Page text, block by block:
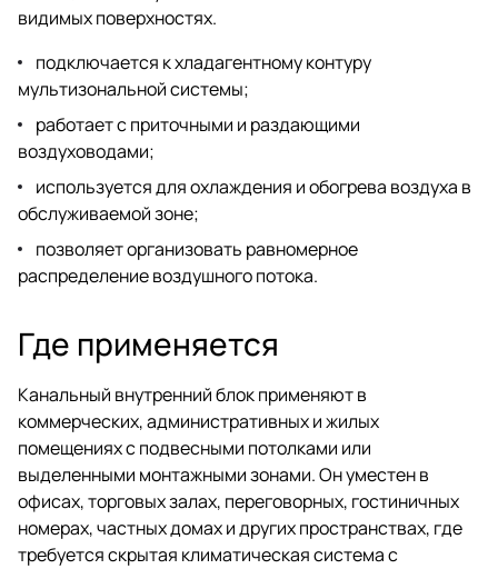
видимых поверхностях.
подключается к хладагентному контуру
мультизональной системы;
работает с приточными и раздающими
воздуховодами;
используется для охлаждения и обогрева воздуха в
обслуживаемой зоне;
позволяет организовать равномерное
распределение воздушного потока.
Где применяется
Канальный внутренний блок применяют в
коммерческих, административных и жилых
помещениях с подвесными потолками или
выделенными монтажными зонами. Он уместен в
офисах, торговых залах, переговорных, гостиничных
номерах, частных домах и других пространствах, где
требуется скрытая климатическая система с